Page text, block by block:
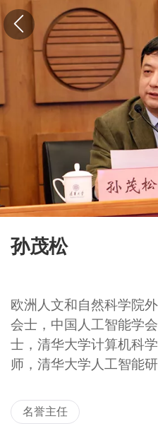
孙茂松
欧洲人文和自然科学院
会士，中国人工智能学
士，清华大学计算机科
师，清华大学人工智能
名誉主任